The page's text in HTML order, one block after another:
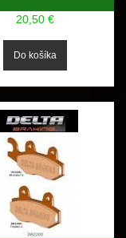
20,50 €